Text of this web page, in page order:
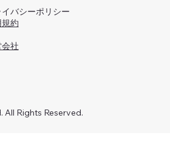
イバシーポリシー
約
社
All Rights Reserved.